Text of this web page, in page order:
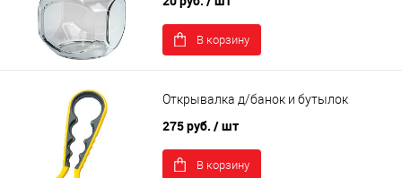
В корзину
Открывалка д/банок и бутылок
275 руб. / шт
В корзину